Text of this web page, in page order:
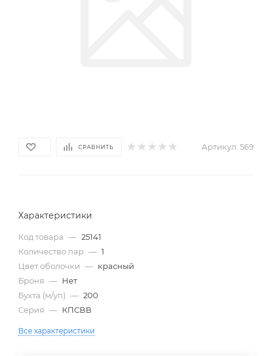
СРАВНИТЬ Артикул: 569
Характеристики
Код товара — 25141
Количество пар — 1
Цвет оболочки — красный
Броня — Нет
Бухта (м/уп) — 200
Серия — КПСВВ
Все характеристики